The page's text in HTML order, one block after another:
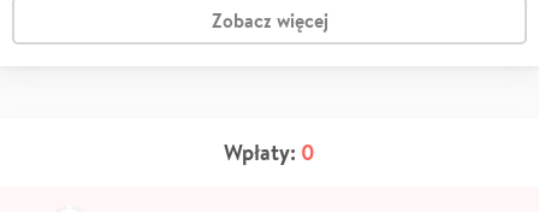
Zobacz więcej
Wpłaty: 0